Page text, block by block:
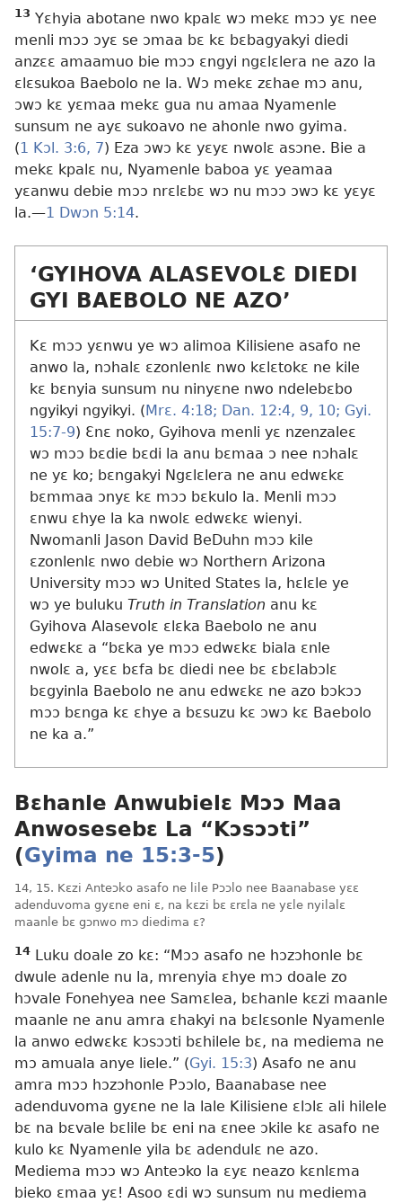
13 Yɛhyia abotane nwo kpalɛ wɔ mekɛ mɔɔ yɛ nee
menli mɔɔ ɔyɛ se ɔmaa bɛ kɛ bɛbagyakyi diedi
anzɛɛ amaamuo bie mɔɔ ɛngyi ngɛlɛlera ne azo la
ɛlɛsukoa Baebolo ne la. Wɔ mekɛ zɛhae mɔ anu,
ɔwɔ kɛ yɛmaa mekɛ gua nu amaa Nyamenle
sunsum ne ayɛ sukoavo ne ahonle nwo gyima.
(1 Kɔl. 3:6, 7) Eza ɔwɔ kɛ yɛyɛ nwolɛ asɔne. Bie a
mekɛ kpalɛ nu, Nyamenle baboa yɛ yeamaa
yɛanwu debie mɔɔ nrɛlɛbɛ wɔ nu mɔɔ ɔwɔ kɛ yɛyɛ
la.​—1 Dwɔn 5:14.
‘GYIHOVA ALASEVOLƐ DIEDI
GYI BAEBOLO NE AZO’
Kɛ mɔɔ yɛnwu ye wɔ alimoa Kilisiene asafo ne
anwo la, nɔhalɛ ɛzonlenlɛ nwo kɛlɛtokɛ ne kile
kɛ bɛnyia sunsum nu ninyɛne nwo ndelebɛbo
ngyikyi ngyikyi. (Mrɛ. 4:18; Dan. 12:4, 9, 10; Gyi.
15:7-9) Ɛnɛ noko, Gyihova menli yɛ nzenzaleɛ
wɔ mɔɔ bɛdie bɛdi la anu bɛmaa ɔ nee nɔhalɛ
ne yɛ ko; bɛngakyi Ngɛlɛlera ne anu edwɛkɛ
bɛmmaa ɔnyɛ kɛ mɔɔ bɛkulo la. Menli mɔɔ
ɛnwu ɛhye la ka nwolɛ edwɛkɛ wienyi.
Nwomanli Jason David BeDuhn mɔɔ kile
ɛzonlenlɛ nwo debie wɔ Northern Arizona
University mɔɔ wɔ United States la, hɛlɛle ye
wɔ ye buluku Truth in Translation anu kɛ
Gyihova Alasevolɛ ɛlɛka Baebolo ne anu
edwɛkɛ a “bɛka ye mɔɔ edwɛkɛ biala ɛnle
nwolɛ a, yɛɛ bɛfa bɛ diedi nee bɛ ɛbɛlabɔlɛ
bɛgyinla Baebolo ne anu edwɛkɛ ne azo bɔkɔɔ
mɔɔ bɛnga kɛ ɛhye a bɛsuzu kɛ ɔwɔ kɛ Baebolo
ne ka a.”
Bɛhanle Anwubielɛ Mɔɔ Maa
Anwosesebɛ La “Kɔsɔɔti”
(Gyima ne 15:3-5)
14, 15. Kɛzi Anteɔko asafo ne lile Pɔɔlo nee Baanabase yɛɛ
adenduvoma gyɛne eni ɛ, na kɛzi bɛ ɛrɛla ne yɛle nyilalɛ
maanle bɛ gɔnwo mɔ diedima ɛ?
14 Luku doale zo kɛ: “Mɔɔ asafo ne hɔzɔhonle bɛ
dwule adenle nu la, mrenyia ɛhye mɔ doale zo
hɔvale Fonehyea nee Samɛlea, bɛhanle kɛzi maanle
maanle ne anu amra ɛhakyi na bɛlɛsonle Nyamenle
la anwo edwɛkɛ kɔsɔɔti bɛhilele bɛ, na mediema ne
mɔ amuala anye liele.” (Gyi. 15:3) Asafo ne anu
amra mɔɔ hɔzɔhonle Pɔɔlo, Baanabase nee
adenduvoma gyɛne ne la lale Kilisiene ɛlɔlɛ ali hilele
bɛ na bɛvale bɛlile bɛ eni na ɛnee ɔkile kɛ asafo ne
kulo kɛ Nyamenle yila bɛ adendulɛ ne azo.
Mediema mɔɔ wɔ Anteɔko la ɛyɛ neazo kɛnlɛma
bieko ɛmaa yɛ! Asoo ɛdi wɔ sunsum nu mediema